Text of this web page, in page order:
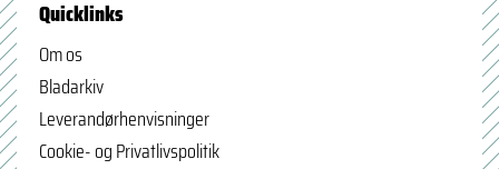
Quicklinks
Om os
Bladarkiv
Leverandørhenvisninger
Cookie- og Privatlivspolitik